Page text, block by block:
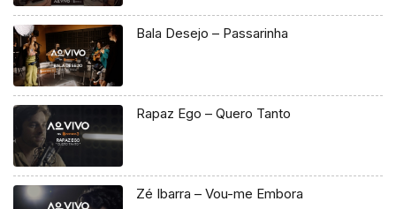
Bala Desejo – Passarinha
Rapaz Ego – Quero Tanto
Zé Ibarra – Vou-me Embora